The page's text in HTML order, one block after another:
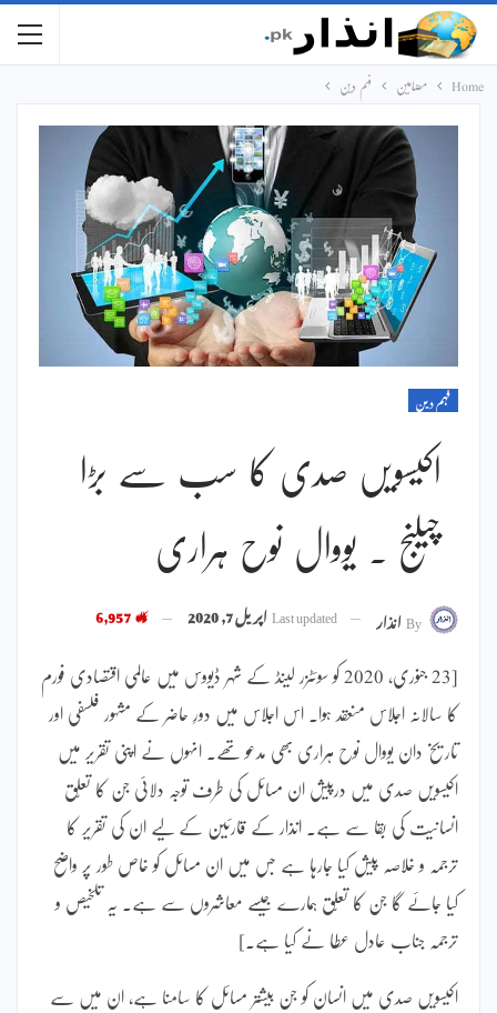
Home مضامین فہم دین
فہم دین
اکیسویں صدی کا سب سے بڑا
چیلنج ۔ یووال نوح ہراری
Byانذار Last updatedاپریل 7, 2020
[23 جنوری، 2020 کو سوئٹزر لینڈ کے شہر ڈیووس میں عالمی اقتصادی فورم
کا سالانہ اجلاس منعقد ہوا۔ اس اجلاس میں دورِ حاضر کے مشہور فلسفی اور
تاریخ دان یووال نوح ہراری بھی مدعو تھے۔ انہوں نے اپنی تقریر میں
اکیسویں صدی میں درپیش ان مسائل کی طرف توجہ دلائی جن کا تعلّق
انسانیت کی بقا سے ہے۔ انذار کے قارئین کے لیے ان کی تقریر کا
ترجمہ و خلاصہ پیش کیا جارہا ہے جس میں ان مسائل کو خاص طور پر واضح
کیا جائے گا جن کا تعلّق ہمارے جیسے معاشروں سے ہے۔ یہ تلخیص و
ترجمہ جناب عادل عطا نے کیا ہے۔]
اکیسویں صدی میں انسان کو جن بیشتر مسائل کا سامنا ہے، ان میں سے